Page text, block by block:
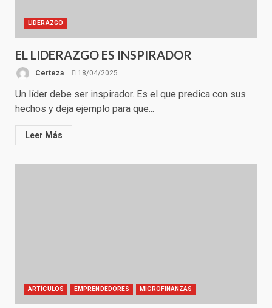
LIDERAZGO
EL LIDERAZGO ES INSPIRADOR
Certeza 18/04/2025
Un líder debe ser inspirador. Es el que predica con sus
hechos y deja ejemplo para que...
Leer Más
ARTÍCULOS EMPRENDEDORES MICROFINANZAS